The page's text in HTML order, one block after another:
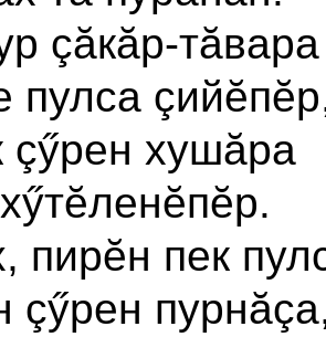
çăкăр-тăвара
пулса
çӳрен хушăра
пирĕн пек
çӳрен